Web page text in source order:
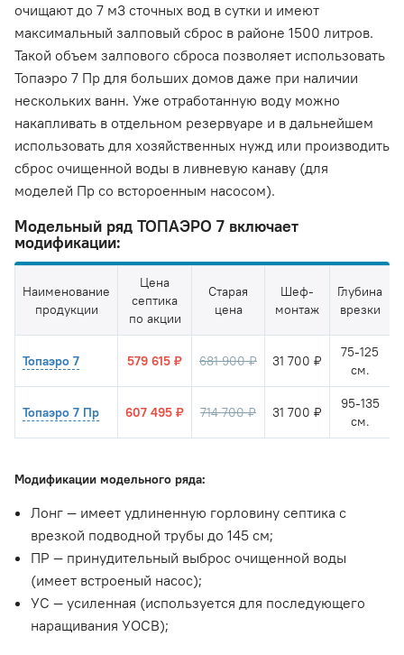
очищают до 7 м3 сточных вод в сутки и имеют
максимальный залповый сброс в районе 1500 литров.
Такой объем залпового сброса позволяет использовать
Топаэро 7 Пр для больших домов даже при наличии
нескольких ванн. Уже отработанную воду можно
накапливать в отдельном резервуаре и в дальнейшем
использовать для хозяйственных нужд или производить
сброс очищенной воды в ливневую канаву (для
моделей Пр со встороенным насосом).
Модельный ряд ТОПАЭРО 7 включает
модификации:
Наименование
продукции
Цена
септика
по акции
Старая
цена
Шеф-
монтаж
Глубина
врезки
Топаэро 7 579 615 ₽ 681 900 ₽ 31 700 ₽
75-125
см.
Топаэро 7 Пр 607 495 ₽ 714 700 ₽ 31 700 ₽
95-135
см.
Модификации модельного ряда:
Лонг — имеет удлиненную горловину септика с
врезкой подводной трубы до 145 см;
ПР — принудительный выброс очищенной воды
(имеет встроеный насос);
УС — усиленная (используется для последующего
наращивания УОСВ);